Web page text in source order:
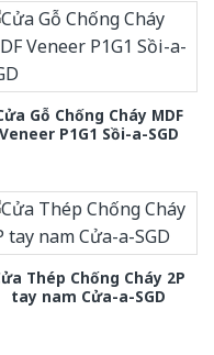
Gỗ Chống Cháy MDF
Veneer P1G1 Sồi-a-SGD
Thép Chống Cháy 2P
tay nam Cửa-a-SGD